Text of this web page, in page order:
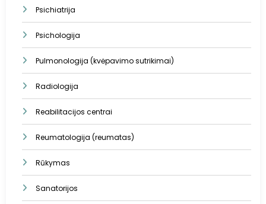
Psichiatrija
Psichologija
Pulmonologija (kvėpavimo sutrikimai)
Radiologija
Reabilitacijos centrai
Reumatologija (reumatas)
Rūkymas
Sanatorijos